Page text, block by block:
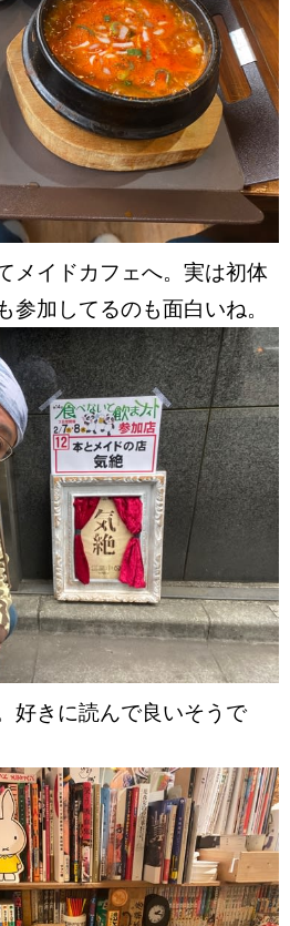
メイドカフェへ。実は初体
加してるのも面白いね。
好きに読んで良いそうで